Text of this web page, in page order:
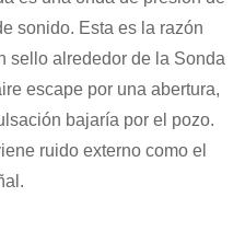
sonido. Esta es la razón
sello alrededor de la Sonda
escape por una abertura,
bajaría por el pozo.
ruido externo como el